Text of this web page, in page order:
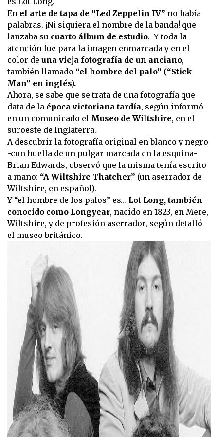
En el arte de tapa de “Led Zeppelin IV” no había
palabras. ¡Ni siquiera el nombre de la banda! que
lanzaba su cuarto álbum de estudio. Y toda la
atención fue para la imagen enmarcada y en el
color de una vieja fotografía de un anciano,
también llamado “el hombre del palo” (“Stick
Man” en inglés).
Ahora, se sabe que se trata de una fotografía que
data de la época victoriana tardía, según informó
en un comunicado el Museo de Wiltshire, en el
suroeste de Inglaterra.
A descubrir la fotografía original en blanco y negro
-con huella de un pulgar marcada en la esquina-
Brian Edwards, observó que la misma tenía escrito
a mano: “A Wiltshire Thatcher” (un aserrador de
Wiltshire, en español).
Y “el hombre de los palos” es… Lot Long, también
conocido como Longyear, nacido en 1823, en Mere,
Wiltshire, y de profesión aserrador, según detalló
el museo británico.